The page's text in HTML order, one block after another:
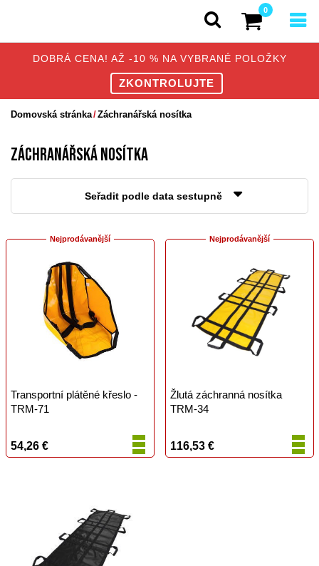
DOBRÁ CENA! AŽ -10 % NA VYBRANÉ POLOŽKY
ZKONTROLUJTE
0
Domovská stránka Záchranářská nosítka
ZÁCHRANÁŘSKÁ NOSÍTKA
Seřadit podle data sestupně
Nejprodávanější
Transportní plátěné křeslo -
TRM-71
54,26 €
Nejprodávanější
Žlutá záchranná nosítka
TRM-34
116,53 €